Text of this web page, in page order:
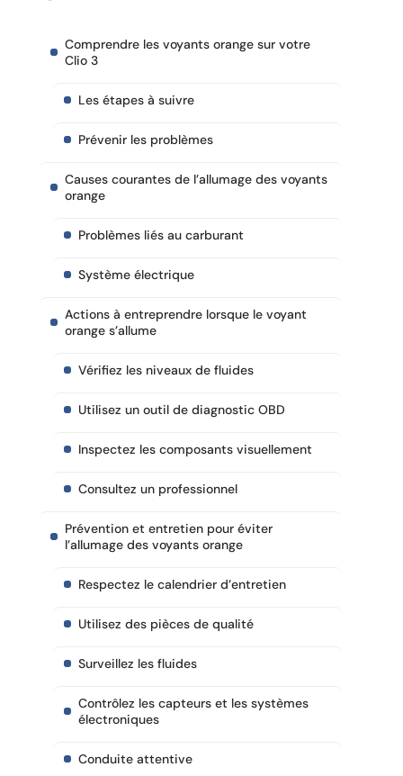
Comprendre les voyants orange sur votre
Clio 3
Les étapes à suivre
Prévenir les problèmes
Causes courantes de l’allumage des voyants
orange
Problèmes liés au carburant
Système électrique
Actions à entreprendre lorsque le voyant
orange s’allume
Vérifiez les niveaux de fluides
Utilisez un outil de diagnostic OBD
Inspectez les composants visuellement
Consultez un professionnel
Prévention et entretien pour éviter
l’allumage des voyants orange
Respectez le calendrier d’entretien
Utilisez des pièces de qualité
Surveillez les fluides
Contrôlez les capteurs et les systèmes
électroniques
Conduite attentive